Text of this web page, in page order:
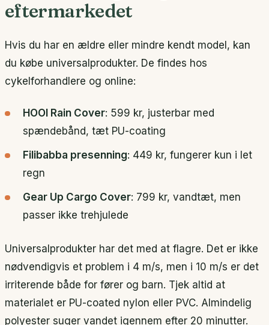
eftermarkedet
Hvis du har en ældre eller mindre kendt model, kan
du købe universalprodukter. De findes hos
cykelforhandlere og online:
HOOI Rain Cover: 599 kr, justerbar med
spændebånd, tæt PU-coating
Filibabba presenning: 449 kr, fungerer kun i let
regn
Gear Up Cargo Cover: 799 kr, vandtæt, men
passer ikke trehjulede
Universalprodukter har det med at flagre. Det er ikke
nødvendigvis et problem i 4 m/s, men i 10 m/s er det
irriterende både for fører og barn. Tjek altid at
materialet er PU-coated nylon eller PVC. Almindelig
polyester suger vandet igennem efter 20 minutter.